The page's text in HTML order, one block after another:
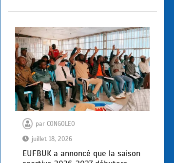
par CONGOLEO
juillet 18, 2026
EUFBUK a annoncé que la saison